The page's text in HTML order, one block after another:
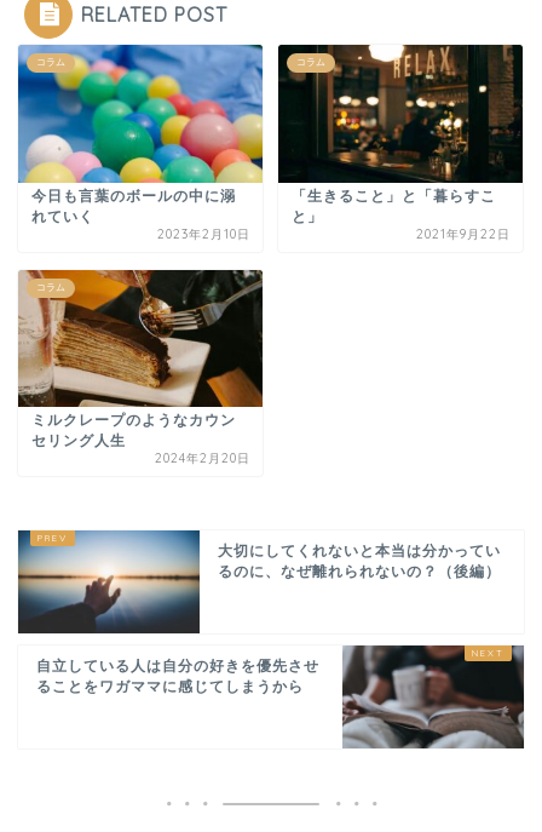
RELATED POST
コラム
今日も言葉のボールの中に溺
れていく
2023年2月10日
コラム
「生きること」と「暮らすこ
と」
2021年9月22日
コラム
ミルクレープのようなカウン
セリング人生
2024年2月20日
大切にしてくれないと本当は分かってい
るのに、なぜ離れられないの？（後編）
自立している人は自分の好きを優先させ
ることをワガママに感じてしまうから